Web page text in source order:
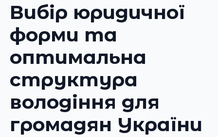
Вибір юридичної
форми та
оптимальна
структура
володіння для
громадян України